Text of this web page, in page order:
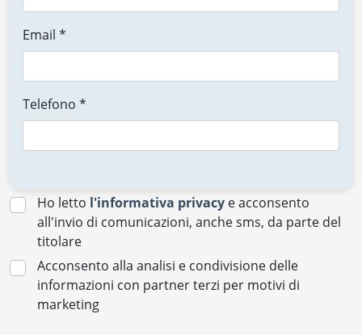
Email *
Telefono *
Ho letto l'informativa privacy e acconsento
all'invio di comunicazioni, anche sms, da parte del
titolare
Acconsento alla analisi e condivisione delle
informazioni con partner terzi per motivi di
marketing